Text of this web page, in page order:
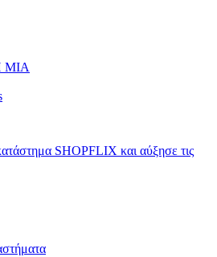
ΜΙΑ
SHOPFLIX και αύξησε τις